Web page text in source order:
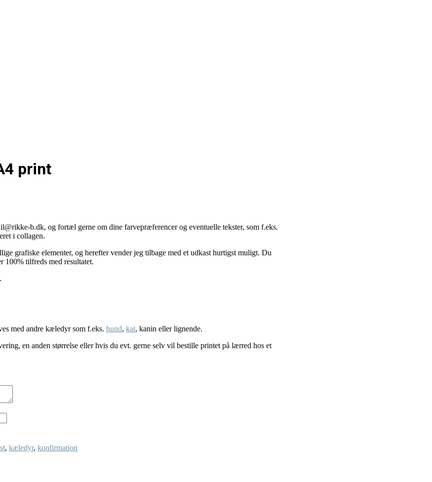
print
b.dk, og fortæl gerne om dine farvepræferencer og eventuelle tekster, som f.eks.
i collagen.
grafiske elementer, og herefter vender jeg tilbage med et udkast hurtigst muligt. Du
100% tilfreds med resultatet.
med andre kæledyr som f.eks. hund, kat, kanin eller lignende.
en anden størrelse eller hvis du evt. gerne selv vil bestille printet på lærred hos et
, kæledyr, konfirmation